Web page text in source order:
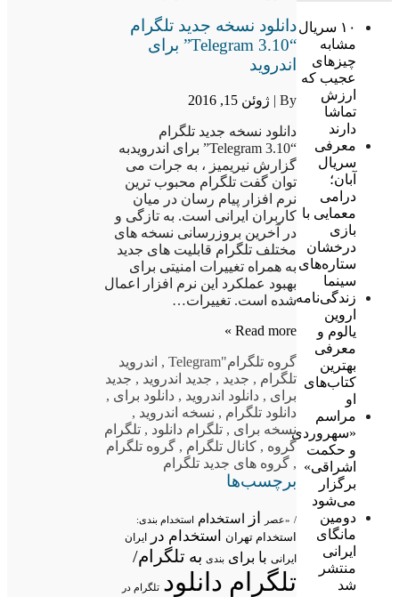
۱۰ سریال
مشابه
چیزهای
عجیب که
ارزش
تماشا
دارند
معرفی
سریال
آبان؛
درامی
معمایی با
بازی
درخشان
ستاره‌های
سینما
زندگی‌نامه
اروین
یالوم و
معرفی
بهترین
کتاب‌های
او
مراسم
«سهروردی
و حکمت
اشراقی»
برگزار
می‌شود
دومین
مانگای
ایرانی
منتشر
شد
دانلود نسخه جدید تلگرام
“Telegram 3.10” برای
اندروید
By | ژوئن 15, 2016
دانلود نسخه جدید تلگرام
“Telegram 3.10” برای اندرویدبه
گزارش نیریمیز ، به جرات می
توان گفت تلگرام محبوب ترین
نرم افزار پیام رسان در میان
کاربران ایرانی است. به تازگی و
در آخرین بروزرسانی نسخه های
مختلف تلگرام قابلیت های جدید
به همراه تغییرات امنیتی برای
بهبود عملکرد این نرم افزار اعمال
شده است. تغییرات…
Read more »
گروه تلگرام"Telegram
, اندروید
تلگرام , جدید , جدید اندروید , جدید
برای , دانلود اندروید , دانلود برای ,
دانلود تلگرام , نسخه اندروید ,
نسخه برای , تلگرام دانلود , تلگرام
گروه , کانال تلگرام , گروه تلگرام
, گروه های جدید تلگرام
برچسب‌ها
/ «عصر از استخدام استخدام بندی:
استخدام تهران استخدام در ایران
ایرانی با برای بندی به تلگرام/
تلگرام دانلود تلگرام در